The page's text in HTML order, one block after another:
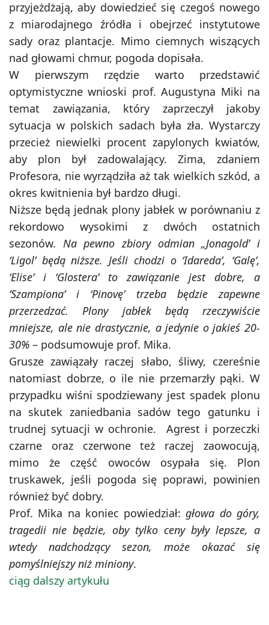
przyjeżdżają, aby dowiedzieć się czegoś nowego
z miarodajnego źródła i obejrzeć instytutowe
sady oraz plantacje. Mimo ciemnych wiszących
nad głowami chmur, pogoda dopisała.
W pierwszym rzędzie warto przedstawić
optymistyczne wnioski prof. Augustyna Miki na
temat zawiązania, który zaprzeczył jakoby
sytuacja w polskich sadach była zła. Wystarczy
przecież niewielki procent zapylonych kwiatów,
aby plon był zadowalający. Zima, zdaniem
Profesora, nie wyrządziła aż tak wielkich szkód, a
okres kwitnienia był bardzo długi.
Niższe będą jednak plony jabłek w porównaniu z
rekordowo wysokimi z dwóch ostatnich
sezonów. Na pewno zbiory odmian „Jonagold’ i
‘Ligol’ będą niższe. Jeśli chodzi o ‘Idareda’, ‘Galę’,
‘Elise’ i ‘Glostera’ to zawiązanie jest dobre, a
‘Szampiona’ i ‘Pinovę’ trzeba będzie zapewne
przerzedzać. Plony jabłek będą rzeczywiście
mniejsze, ale nie drastycznie, a jedynie o jakieś 20-
30% – podsumowuje prof. Mika.
Grusze zawiązały raczej słabo, śliwy, czereśnie
natomiast dobrze, o ile nie przemarzły pąki. W
przypadku wiśni spodziewany jest spadek plonu
na skutek zaniedbania sadów tego gatunku i
trudnej sytuacji w ochronie. Agrest i porzeczki
czarne oraz czerwone też raczej zaowocują,
mimo że część owoców osypała się. Plon
truskawek, jeśli pogoda się poprawi, powinien
również być dobry.
Prof. Mika na koniec powiedział:głowa do góry,
tragedii nie będzie, oby tylko ceny były lepsze, a
wtedy nadchodzący sezon, może okazać się
pomyślniejszy niż miniony.
ciąg dalszy artykułu